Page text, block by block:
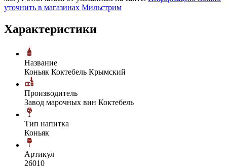
уточнить в магазинах Мильстрим
Характеристики
Название
Коньяк Коктебель Крымский
Производитель
Завод марочных вин Коктебель
Тип напитка
Коньяк
Артикул
26010